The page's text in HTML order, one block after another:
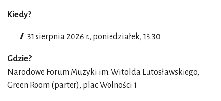
Kiedy?
31 sierpnia 2026 r., poniedziałek, 18.30
Gdzie?
Narodowe Forum Muzyki im. Witolda Lutosławskiego,
Green Room (parter), plac Wolności 1